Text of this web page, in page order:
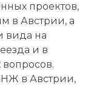
проектов,
в Австрии, а
вида на
и в
в Австрии,